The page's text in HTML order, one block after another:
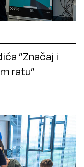
”Značaj i
ratu”